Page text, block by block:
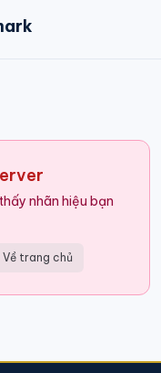
nhãn hiệu bạn
Về trang chủ